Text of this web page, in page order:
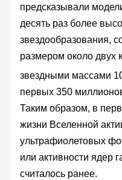
предсказывали
десять раз более
звездообразования,
размером около двух
звездными массами
первых 350
Таким образом, в
жизни Вселенной
ультрафиолетовых
или активности ядер
считалось ранее.